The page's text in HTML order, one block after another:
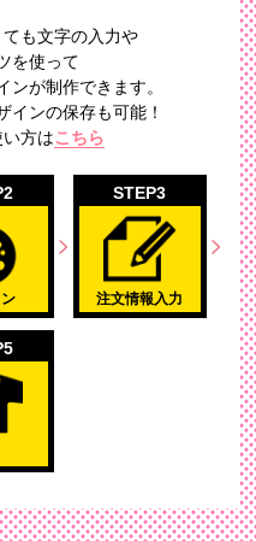
も文字の入力や
を使って
ンが制作できます。
インの保存も可能！
方はこちら
STEP3
注文情報入力